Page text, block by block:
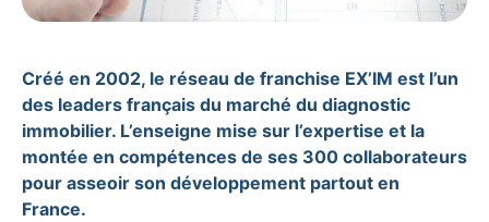
Créé en 2002, le réseau de franchise EX’IM est l’un
des leaders français du marché du diagnostic
immobilier. L’enseigne mise sur l’expertise et la
montée en compétences de ses 300 collaborateurs
pour asseoir son développement partout en
France.